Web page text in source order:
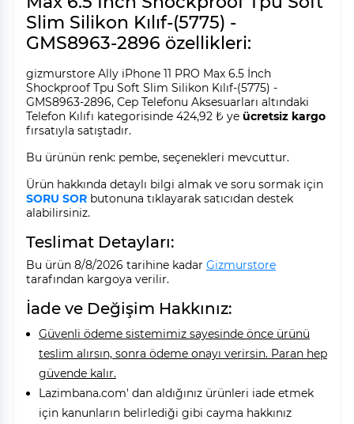
Slim Silikon Kılıf-(5775) -
GMS8963-2896 özellikleri:
gizmurstore Ally iPhone 11 PRO Max 6.5 İnch
Shockproof Tpu Soft Slim Silikon Kılıf-(5775) -
GMS8963-2896, Cep Telefonu Aksesuarları altındaki
Telefon Kılıfı kategorisinde 424,92 ₺ ye ücretsiz kargo
fırsatıyla satıştadır.
Bu ürünün renk: pembe, seçenekleri mevcuttur.
Ürün hakkında detaylı bilgi almak ve soru sormak için
SORU SOR butonuna tıklayarak satıcıdan destek
alabilirsiniz.
Teslimat Detayları:
Bu ürün 8/8/2026 tarihine kadar Gizmurstore
tarafından kargoya verilir.
İade ve Değişim Hakkınız:
Güvenli ödeme sistemimiz sayesinde önce ürünü
teslim alırsın, sonra ödeme onayı verirsin. Paran hep
güvende kalır.
Lazimbana.com' dan aldığınız ürünleri iade etmek
için kanunların belirlediği gibi cayma hakkınız